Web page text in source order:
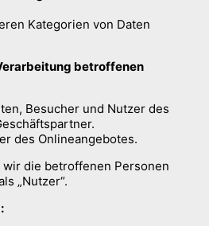
Kategorien von Daten
betroffenen
Besucher und Nutzer des
des Onlineangebotes.
die betroffenen Personen
„Nutzer“.